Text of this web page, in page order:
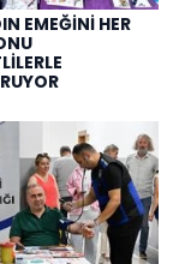
EMEĞİNİ HER